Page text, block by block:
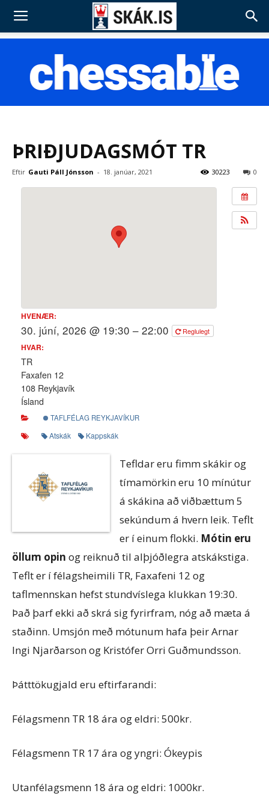
ÞRIÐJUDAGSMÓT TR
Eftir Gauti Páll Jónsson - 18. janúar, 2021 0
30223
HVENÆR:
30. júní, 2026 @ 19:30 – 22:00 Reglulegt
HVAR:
TR
Faxafen 12
108 Reykjavík
Ísland
TAFLFÉLAG REYKJAVÍKUR
Atskák Kappskák
Tefldar eru fimm skákir og
tímamörkin eru 10 mínútur
á skákina að viðbættum 5
sekúndum á hvern leik. Teflt
er í einum flokki. Mótin eru
öllum opin og reiknuð til alþjóðlegra atskákstiga.
Teflt er í félagsheimili TR, Faxafeni 12 og
taflmennskan hefst stundvíslega klukkan 19:30.
Það þarf ekki að skrá sig fyrirfram, nóg að mæta á
staðinn. Umsjón með mótunum hafa þeir Arnar
Ingi Njarðarson og Kristófer Orri Guðmundsson.
Þátttökugjald eru eftirfarandi:
Félagsmenn TR 18 ára og eldri: 500kr.
Félagsmenn TR 17 ára og yngri: Ókeypis
Utanfélagsmenn 18 ára og eldri: 1000kr.